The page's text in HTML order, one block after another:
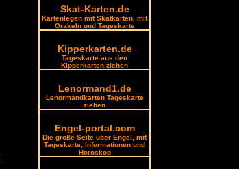
Skat-Karten.de
Kartenlegen mit Skatkarten, mit
Orakeln und Tageskarte
Kipperkarten.de
Tageskarte aus den
Kipperkarten ziehen
Lenormand1.de
Lenormandkarten Tageskarte
ziehen
Engel-portal.com
Die große Seite über Engel, mit
Tageskarte, Informationen und
Horoskop